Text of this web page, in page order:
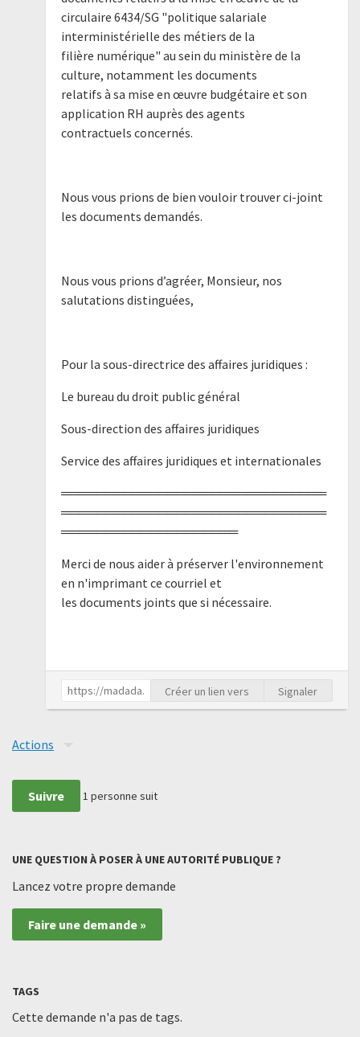
circulaire 6434/SG "politique salariale
interministérielle des métiers de la
filière numérique" au sein du ministère de la
culture, notamment les documents
relatifs à sa mise en œuvre budgétaire et son
application RH auprès des agents
contractuels concernés.
Nous vous prions de bien vouloir trouver ci-joint
les documents demandés.
Nous vous prions d’agréer, Monsieur, nos
salutations distinguées,
Pour la sous-directrice des affaires juridiques :
Le bureau du droit public général
Sous-direction des affaires juridiques
Service des affaires juridiques et internationales
══════════════════════════════
══════════════════════════════
════════════════════
Merci de nous aider à préserver l'environnement
en n'imprimant ce courriel et
les documents joints que si nécessaire.
Créer un lien vers Signaler
Actions
Suivre 1 personne suit
UNE QUESTION À POSER À UNE AUTORITÉ PUBLIQUE ?
Lancez votre propre demande
Faire une demande »
TAGS
Cette demande n'a pas de tags.